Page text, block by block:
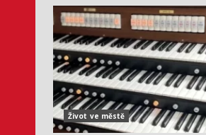
Život ve městě